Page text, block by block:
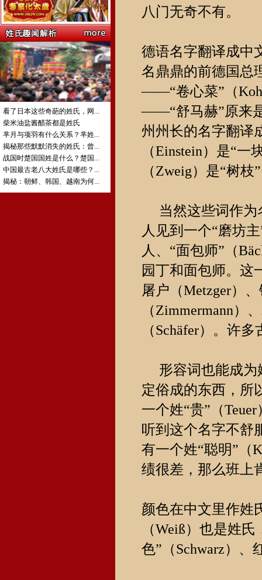
看了日本这些奇葩的姓氏，网...
柴米油盐酱醋茶都是姓氏
芈月与项羽有什么关系？芈姓...
揭秘那些默默消失的姓氏：曾...
战国时楚国国姓是什么？楚国...
中国最古老八大姓氏是哪些？...
揭秘：朝鲜、韩国、越南为何...
八门无奇不有。
德语名字翻译成中
名鼎鼎的前德国总
——“卷心菜”（
——“舒马赫”原来
州州长的名字翻译
（Einstein）是“
（Zweig）是“树
当然这些词作为
人见到一个“磨坊
人、“面包师”（
园丁和面包师。这
屠户（Metzger）
（Zimmermann）
（Schäfer）。许
形容词也能成为
定俗成的东西，所
一个姓“贵”（
听到这个名字不舒
有一个姓“聪明”（
绩很差，那么班上
颜色在中文里作姓
（Weiß）也是姓
色”（Schwarz）、